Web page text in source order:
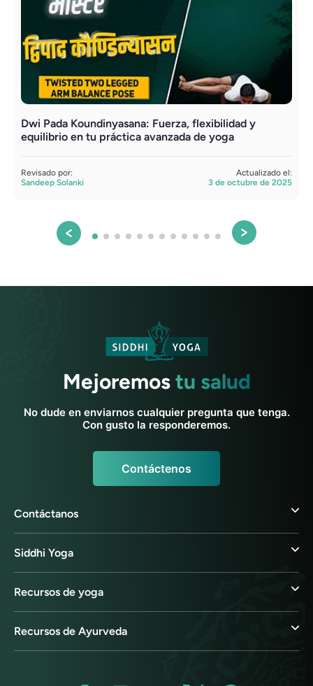
Dwi Pada Koundinyasana: Fuerza, flexibilidad y
equilibrio en tu práctica avanzada de yoga
Revisado por:
Sandeep Solanki
Actualizado el:
3 de octubre de 2025
Mejoremostu salud
No dude en enviarnos cualquier pregunta que tenga.
Con gusto la responderemos.
Contáctenos
Contáctanos
Siddhi Yoga
Recursos de yoga
Recursos de Ayurveda